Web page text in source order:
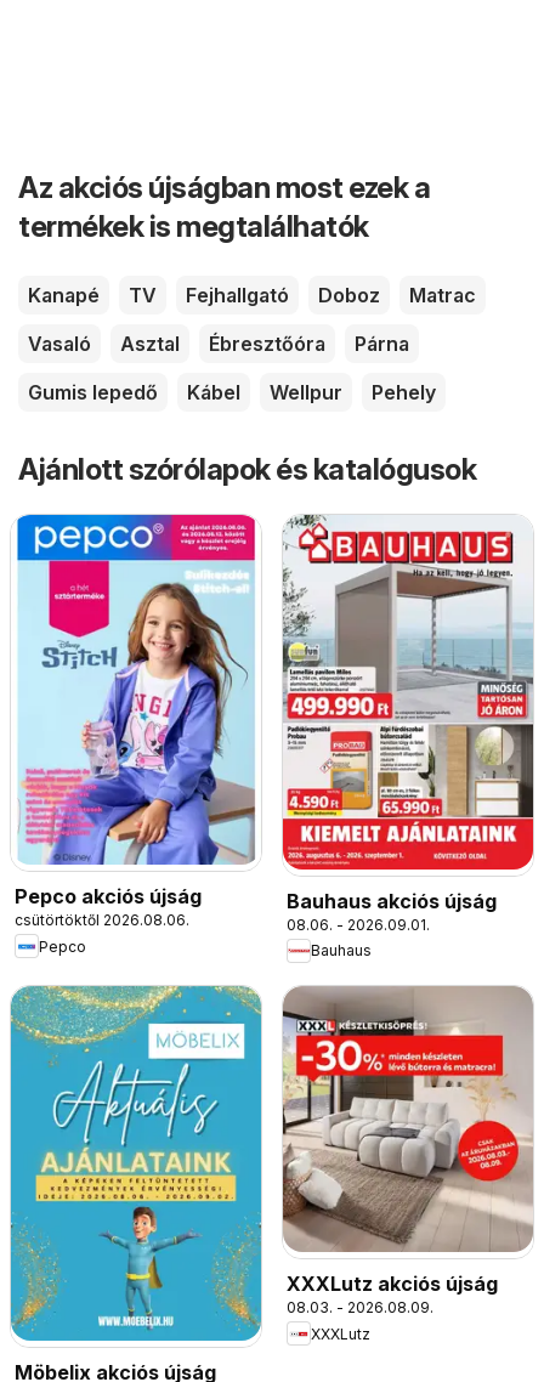
Az akciós újságban most ezek a
termékek is megtalálhatók
Kanapé TV Fejhallgató Doboz
Matrac
Vasaló
Asztal Ébresztőóra
Párna
Gumis lepedő
Kábel Wellpur Pehely
Ajánlott szórólapok és katalógusok
Pepco akciós újság
csütörtöktől 2026.08.06.
Pepco
Bauhaus akciós újság
08.06. - 2026.09.01.
Bauhaus
Möbelix akciós újság
XXXLutz akciós újság
08.03. - 2026.08.09.
XXXLutz